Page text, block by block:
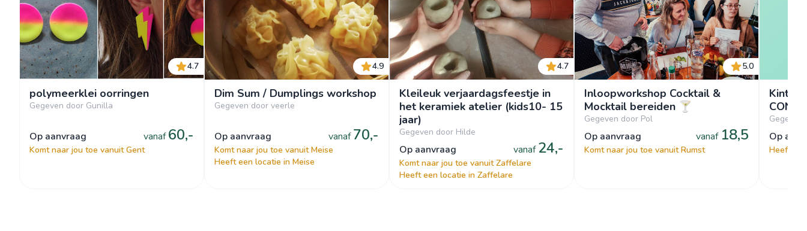
4.7
polymeerklei oorringen
Gegeven door Gunilla
op aanvraag vanaf 60,-
Komt naar jou toe vanuit Gent
4.9
Dim Sum / Dumplings workshop
Gegeven door veerle
op aanvraag vanaf 70,-
Komt naar jou toe vanuit Meise
Heeft een locatie in Meise
4.7
Kleileuk verjaardagsfeestje in
het keramiek atelier (kids10- 15
jaar)
Gegeven door Hilde
op aanvraag vanaf 24,-
Komt naar jou toe vanuit Zaffelare
Heeft een locatie in Zaffelare
5.0
Inloopworkshop Cocktail &
Mocktail bereiden 🍸
Gegeven door Pol
op aanvraag vanaf 18,5
Komt naar jou toe vanuit Rumst
Gegeven
op
Heeft